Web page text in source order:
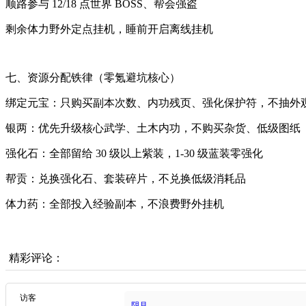
顺路参与 12/18 点世界 BOSS、帮会强盗
剩余体力野外定点挂机，睡前开启离线挂机
七、资源分配铁律（零氪避坑核心）
绑定元宝：只购买副本次数、内功残页、强化保护符，不抽外
银两：优先升级核心武学、土木内功，不购买杂货、低级图纸
强化石：全部留给 30 级以上紫装，1-30 级蓝装零强化
帮贡：兑换强化石、套装碎片，不兑换低级消耗品
体力药：全部投入经验副本，不浪费野外挂机
精彩评论：
访客